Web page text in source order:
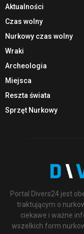
Aktualności
Czas wolny
Nurkowy czas wolny
Wraki
Archeologia
Miejsca
Reszta świata
Sprzęt Nurkowy
Portal Divers24 jest
traktującym o
ciekawe i ważne
wszelkich form